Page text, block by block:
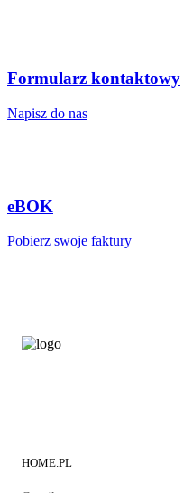
Formularz kontaktowy
Napisz do nas
eBOK
Pobierz swoje faktury
HOME.PL